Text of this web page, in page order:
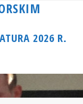
RSKIM
2026 R.